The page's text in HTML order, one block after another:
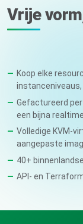
Vrije
Koop elke
Gefactureerd
een bijna
Volledige KVM-
aangepaste
40+
API- en